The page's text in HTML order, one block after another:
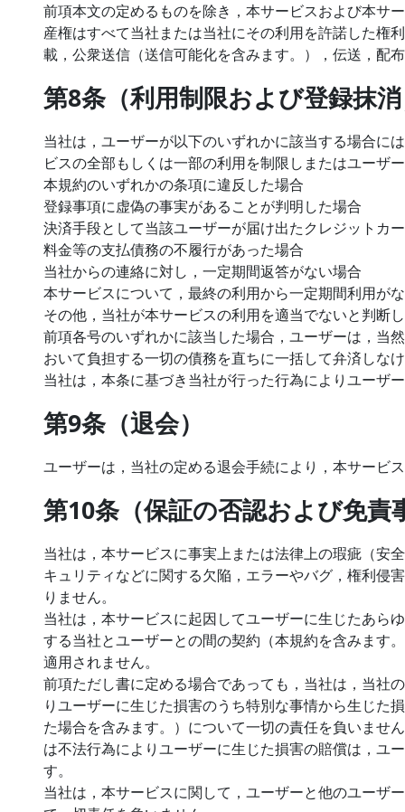
前項本文の定めるものを除き，本サービスおよび本サ
産権はすべて当社または当社にその利用を許諾した権
載，公衆送信（送信可能化を含みます。），伝送，配
第8条（利用制限および登録抹
当社は，ユーザーが以下のいずれかに該当する場合に
ビスの全部もしくは一部の利用を制限しまたはユーザ
本規約のいずれかの条項に違反した場合
登録事項に虚偽の事実があることが判明した場合
決済手段として当該ユーザーが届け出たクレジットカ
料金等の支払債務の不履行があった場合
当社からの連絡に対し，一定期間返答がない場合
本サービスについて，最終の利用から一定期間利用が
その他，当社が本サービスの利用を適当でないと判断
前項各号のいずれかに該当した場合，ユーザーは，当
おいて負担する一切の債務を直ちに一括して弁済しな
当社は，本条に基づき当社が行った行為によりユーザ
第9条（退会）
ユーザーは，当社の定める退会手続により，本サービ
第10条（保証の否認および免責
当社は，本サービスに事実上または法律上の瑕疵（安
キュリティなどに関する欠陥，エラーやバグ，権利侵
りません。
当社は，本サービスに起因してユーザーに生じたあら
する当社とユーザーとの間の契約（本規約を含みます
適用されません。
前項ただし書に定める場合であっても，当社は，当社
りユーザーに生じた損害のうち特別な事情から生じた
た場合を含みます。）について一切の責任を負いませ
は不法行為によりユーザーに生じた損害の賠償は，ユ
す。
当社は，本サービスに関して，ユーザーと他のユーザ